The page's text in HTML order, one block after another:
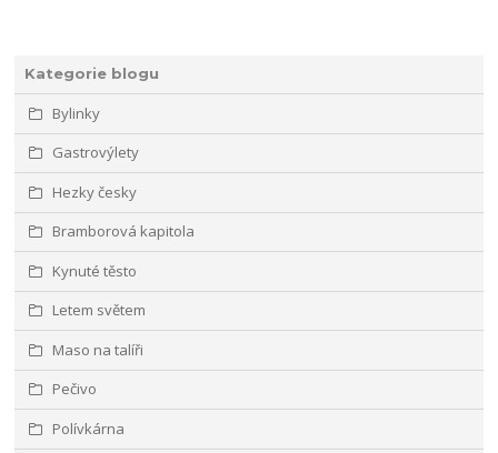
Kategorie blogu
Bylinky
Gastrovýlety
Hezky česky
Bramborová kapitola
Kynuté těsto
Letem světem
Maso na talíři
Pečivo
Polívkárna